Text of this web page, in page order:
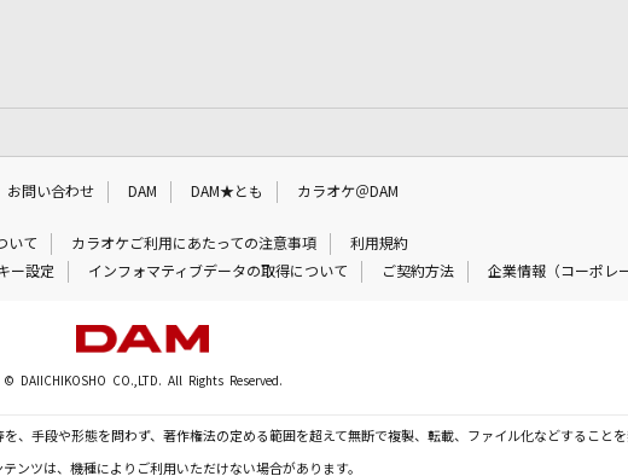
お問い合わせ DAM DAM★とも カラオケ＠DAM
いて カラオケご利用にあたっての注意事項
利用規約
ー設定 インフォマティブデータの取得について ご契約方法 企業情報（コーポレ
© DAIICHIKOSHO CO.,LTD. All Rights Reserved.
、手段や形態を問わず、著作権法の定める範囲を超えて無断で複製、転載、ファイル化などすることを
ンツは、機種によりご利用いただけない場合があります。